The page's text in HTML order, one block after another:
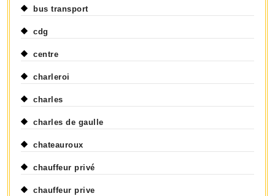
bus transport
cdg
centre
charleroi
charles
charles de gaulle
chateauroux
chauffeur privé
chauffeur prive